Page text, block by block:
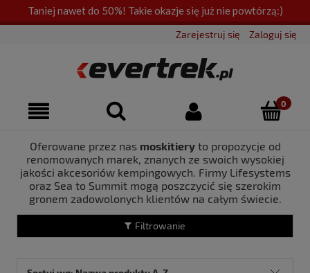
Taniej nawet do 50%! Takie okazje się już nie powtórzą:)
Zarejestruj się Zaloguj się
Filtrowanie
Oferowane przez nas moskitieryto propozycje od
renomowanych marek, znanych ze swoich wysokiej
jakości akcesoriów kempingowych. Firmy Lifesystems
oraz Sea to Summit mogą poszczycić się szerokim
gronem zadowolonych klientów na całym świecie.